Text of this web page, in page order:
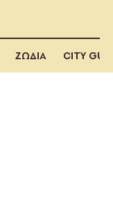
ΖΩΔΙΑ CITY GUIDE